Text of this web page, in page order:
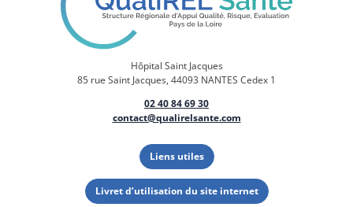
Hôpital Saint Jacques
85 rue Saint Jacques, 44093 NANTES Cedex 1
02 40 84 69 30
contact@qualirelsante.com
Liens utiles
Livret d’utilisation du site internet